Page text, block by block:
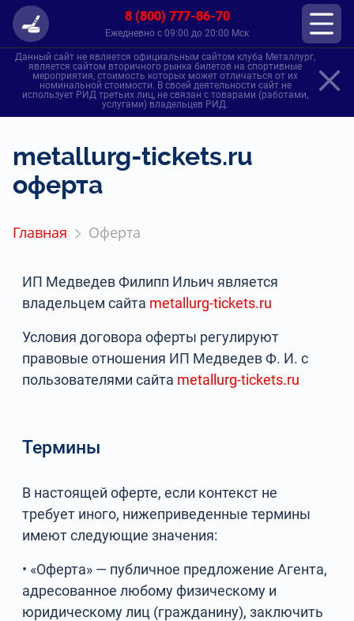
8 (800) 777-86-70
Ежедневно с 09:00 до 20:00 Мск
Данный сайт не является официальным сайтом клуба Металлург,
является сайтом вторичного рынка билетов на спортивные
мероприятия, стоимость которых может отличаться от их
номинальной стоимости. В своей деятельности сайт не
использует РИД третьих лиц, не связан с товарами (работами,
услугами) владельцев РИД.
metallurg-tickets.ru
оферта
Главная Оферта
ИП Медведев Филипп Ильич является
владельцем сайта metallurg-tickets.ru
Условия договора оферты регулируют
правовые отношения ИП Медведев Ф. И. с
пользователями сайта metallurg-tickets.ru
Термины
В настоящей оферте, если контекст не
требует иного, нижеприведенные термины
имеют следующие значения:
• «Оферта» — публичное предложение Агента,
адресованное любому физическому и
юридическому лиц (гражданину), заключить